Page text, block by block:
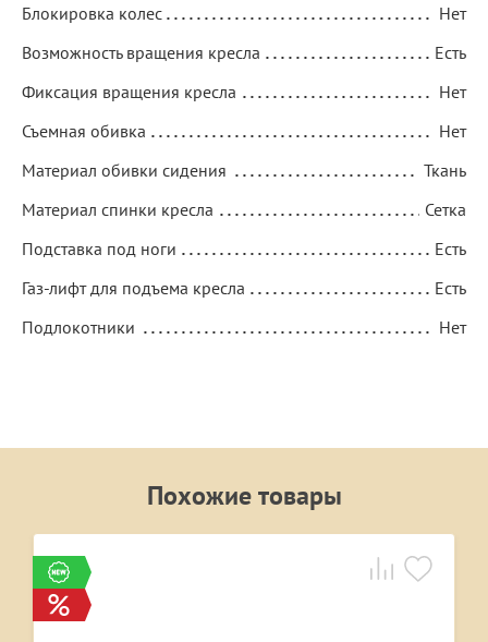
Блокировка колес
Нет
Возможность вращения кресла
Есть
Фиксация вращения кресла
Нет
Съемная обивка
Нет
Материал обивки сидения
Ткань
Материал спинки кресла
Сетка
Подставка под ноги
Есть
Газ-лифт для подъема кресла
Есть
Подлокотники
Нет
Похожие товары